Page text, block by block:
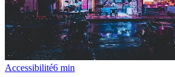
Accessibilité6 min